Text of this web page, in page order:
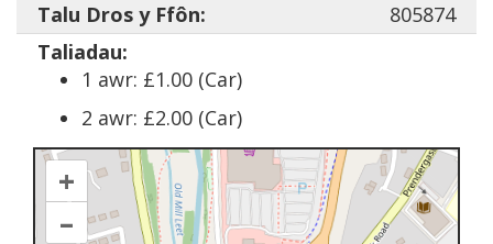
Talu Dros y Ffôn:
805874
Taliadau:
1 awr: £1.00 (Car)
2 awr: £2.00 (Car)
+
–